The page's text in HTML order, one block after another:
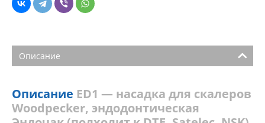
Описание
Описание ED1 — насадка для скалеров
Woodpecker, эндодонтическая